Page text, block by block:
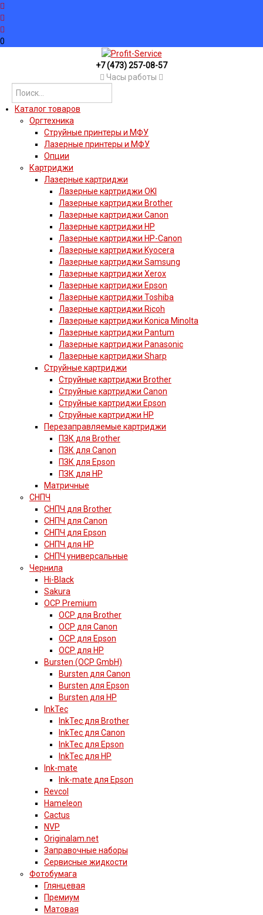
0
+7 (473) 257-08-57
Часы работы
Каталог товаров
Оргтехника
Струйные принтеры и МФУ
Лазерные принтеры и МФУ
Опции
Картриджи
Лазерные картриджи
Лазерные картриджи OKI
Лазерные картриджи Brother
Лазерные картриджи Canon
Лазерные картриджи HP
Лазерные картриджи HP-Canon
Лазерные картриджи Kyocera
Лазерные картриджи Samsung
Лазерные картриджи Xerox
Лазерные картриджи Epson
Лазерные картриджи Toshiba
Лазерные картриджи Ricoh
Лазерные картриджи Konica Minolta
Лазерные картриджи Pantum
Лазерные картриджи Panasonic
Лазерные картриджи Sharp
Струйные картриджи
Струйные картриджи Brother
Струйные картриджи Canon
Струйные картриджи Epson
Струйные картриджи HP
Перезаправляемые картриджи
ПЗК для Brother
ПЗК для Canon
ПЗК для Epson
ПЗК для HP
Матричные
СНПЧ
СНПЧ для Brother
СНПЧ для Canon
СНПЧ для Epson
СНПЧ для HP
СНПЧ универсальные
Чернила
Hi-Black
Sakura
OCP Premium
OCP для Brother
OCP для Canon
OCP для Epson
OCP для HP
Bursten (OCP GmbH)
Bursten для Canon
Bursten для Epson
Bursten для HP
InkTec
InkTec для Brother
InkTec для Canon
InkTec для Epson
InkTec для HP
Ink-mate
Ink-mate для Epson
Revcol
Hameleon
Cactus
NVP
Originalam.net
Заправочные наборы
Сервисные жидкости
Фотобумага
Глянцевая
Премиум
Матовая